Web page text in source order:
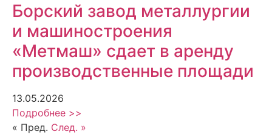
Борский завод металлургии
и машиностроения
«Метмаш» сдает в аренду
производственные площади
13.05.2026
Подробнее >>
« Пред. След. »